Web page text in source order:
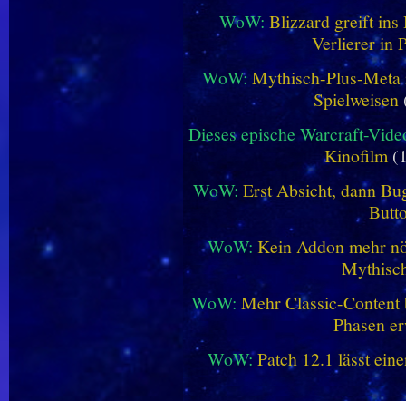
WoW: Blizzard greift ins
Verlierer in
WoW:Mythisch-Plus-Meta
Spielweisen
Dieses epische Warcraft-
Kinofilm
WoW: Erst Absicht, dann
WoW: Kein Addon mehr
WoW: Mehr Classic-
Phasen
WoW:Patch 12.1 lässt